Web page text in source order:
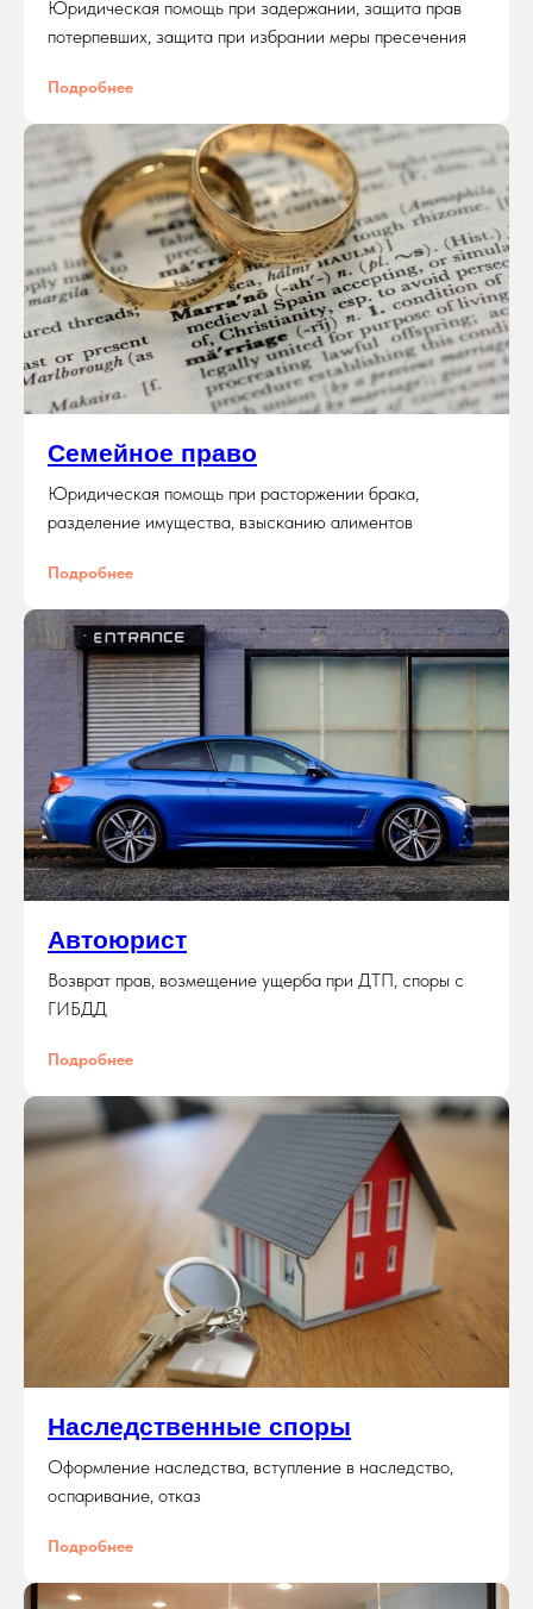
Юридическая помощь при задержании, защита прав
потерпевших, защита при избрании меры пресечения
Подробнее
Семейное право
Юридическая помощь при расторжении брака,
разделение имущества, взысканию алиментов
Подробнее
Автоюрист
Возврат прав, возмещение ущерба при ДТП, споры с
ГИБДД
Подробнее
Наследственные споры
Оформление наследства, вступление в наследство,
оспаривание, отказ
Подробнее